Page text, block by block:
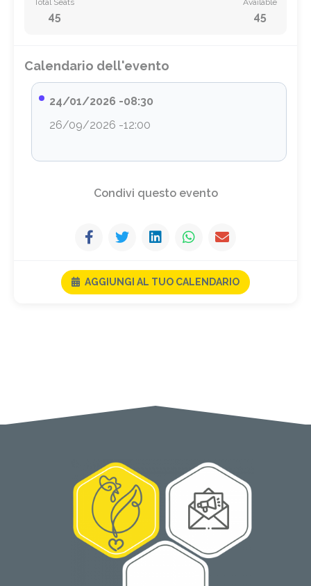
45 45
Calendario dell'evento
24/01/2026 -08:30
26/09/2026 -12:00
Condivi questo evento
AGGIUNGI AL TUO CALENDARIO